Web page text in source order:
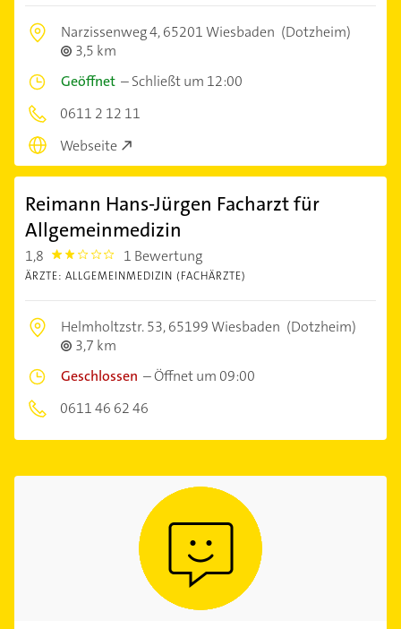
Narzissenweg 4,65201 Wiesbaden (Dotzheim)
3,5 km
Geöffnet –Schließt um 12:00
0611 2 12 11
Webseite
Reimann Hans-Jürgen Facharzt für
Allgemeinmedizin
1,8 1.8000001 1 Bewertung
ÄRZTE: ALLGEMEINMEDIZIN (FACHÄRZTE)
Helmholtzstr. 53,65199 Wiesbaden (Dotzheim)
3,7 km
Geschlossen –Öffnet um 09:00
0611 46 62 46